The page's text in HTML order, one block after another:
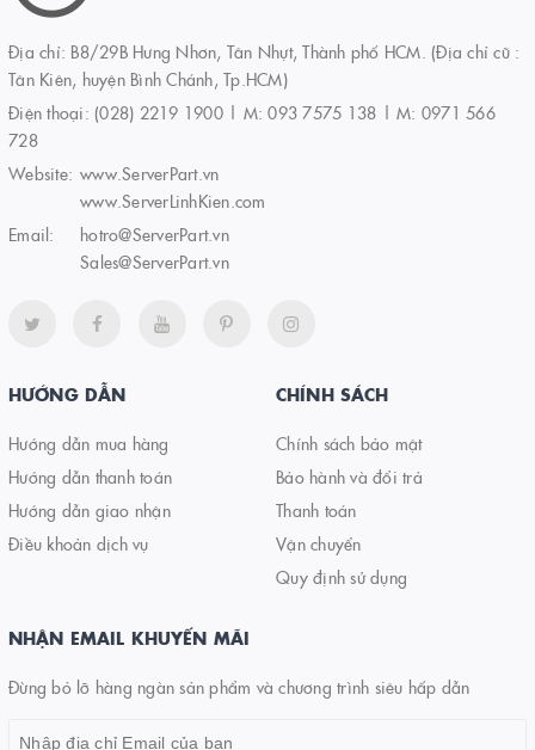
Địa chỉ: B8/29B Hưng Nhơn, Tân Nhựt, Thành phố HCM. (Địa chỉ cũ :
Tân Kiên, huyện Bình Chánh, Tp.HCM)
Điện thoại: (028) 2219 1900 | M: 093 7575 138 | M: 0971 566
728
Website: www.ServerPart.vn
www.ServerLinhKien.com
Email:
hotro@ServerPart.vn
Sales@ServerPart.vn
HƯỚNG DẪN
Hướng dẫn mua hàng
Hướng dẫn thanh toán
Hướng dẫn giao nhận
Điều khoản dịch vụ
CHÍNH SÁCH
Chính sách bảo mật
Bảo hành và đổi trả
Thanh toán
Vận chuyển
Quy định sử dụng
NHẬN EMAIL KHUYẾN MÃI
Đừng bỏ lỡ hàng ngàn sản phẩm và chương trình siêu hấp dẫn